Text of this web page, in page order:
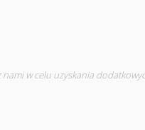
w celu uzyskania